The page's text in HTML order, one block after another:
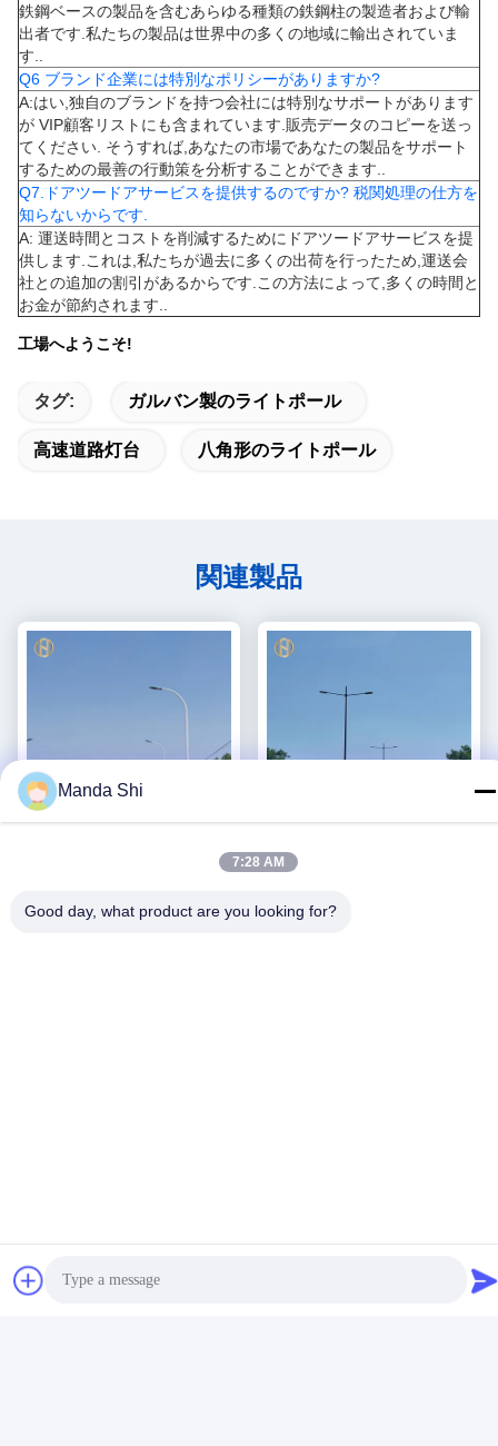
鉄鋼ベースの製品を含むあらゆる種類の鉄鋼柱の製造者および輸
出者です.私たちの製品は世界中の多くの地域に輸出されていま
す..
Q6 ブランド企業には特別なポリシーがありますか?
A:はい,独自のブランドを持つ会社には特別なサポートがあります
が VIP顧客リストにも含まれています.販売データのコピーを送っ
てください. そうすれば,あなたの市場であなたの製品をサポート
するための最善の行動策を分析することができます..
Q7.ドアツードアサービスを提供するのですか? 税関処理の仕方を
知らないからです.
A: 運送時間とコストを削減するためにドアツードアサービスを提
供します.これは,私たちが過去に多くの出荷を行ったため,運送会
社との追加の割引があるからです.この方法によって,多くの時間と
お金が節約されます..
工場へようこそ!
タグ: ガルバン製のライトポール
高速道路灯台 八角形のライトポール
関連製品
街灯のポーランド人の反腐食
屋外の街灯のポスト2.5mm -
Manda Shi
7:28 AM
Good day, what product are you looking for?